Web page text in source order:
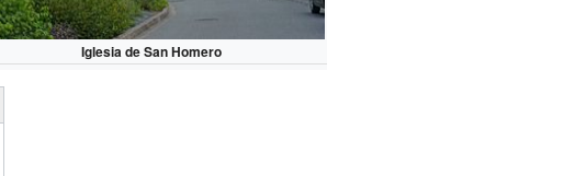
Iglesia de San Homero